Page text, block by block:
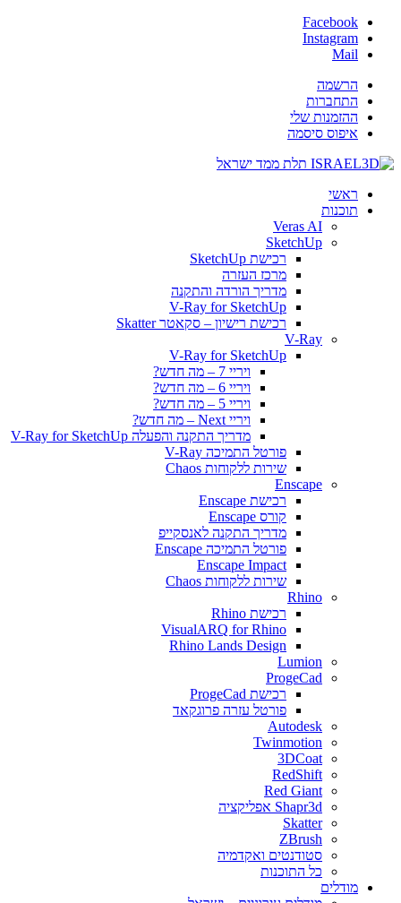
Facebook
Instagram
Mail
הרשמה
התחברות
ההזמנות שלי
איפוס סיסמה
ראשי
תוכנות
Veras AI
SketchUp
רכישת SketchUp
מרכז העזרה
מדריך הורדה והתקנה
V-Ray for SketchUp
רכישת רישיון – סקאטר Skatter
V-Ray
V-Ray for SketchUp
ויריי 7 – מה חדש?
ויריי 6 – מה חדש?
ויריי 5 – מה חדש?
ויריי Next – מה חדש?
מדריך התקנה והפעלה V-Ray for SketchUp
פורטל התמיכה V-Ray
שירות ללקוחות Chaos
Enscape
רכישת Enscape
קורס Enscape
מדריך התקנה לאנסקייפ
פורטל התמיכה Enscape
Enscape Impact
שירות ללקוחות Chaos
Rhino
רכישת Rhino
VisualARQ for Rhino
Rhino Lands Design
Lumion
ProgeCad
רכישת ProgeCad
פורטל עזרה פרוגקאד
Autodesk
Twinmotion
3DCoat
RedShift
Red Giant
Shapr3d אפליקציה
Skatter
ZBrush
סטודנטים ואקדמיה
כל התוכנות
מודלים